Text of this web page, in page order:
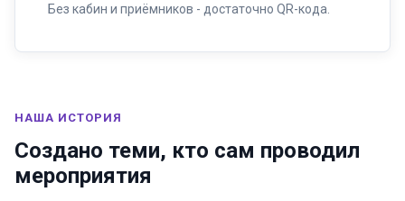
Без кабин и приёмников - достаточно QR-кода.
НАША ИСТОРИЯ
Создано теми, кто сам проводил
мероприятия